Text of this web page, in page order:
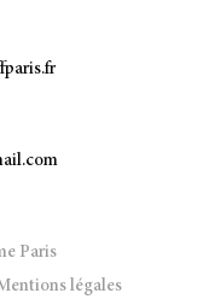
Paris
légales